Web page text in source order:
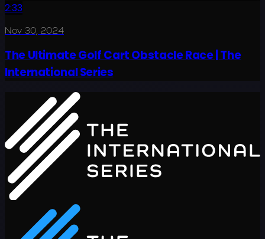
2:33
Nov 30, 2024
The Ultimate Golf Cart Obstacle Race | The
International Series